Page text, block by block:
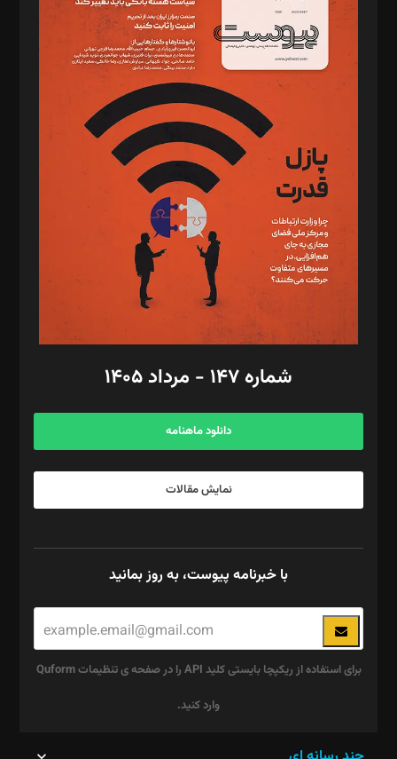
د‌بیر ناداستان: سمانه سمیع
د‌بیر خدمت و تجارت: ابوالفضل رجبی
د‌بیر حقوق فناوری: حسام‌الدین ایپکچی
د‌بیر پیوست جهان: مینا پاکدل
د‌بیر تحریریه آنلاین: بابک نقاش
تحریریه‌: مجتبی محمود‌ی، آرش برهمند، یسنا امان‌پور، سروش کرمیان،
مصطفی مسجدی آرانی، ابوالفضل رجبی، زهرا فکرانه، فائزه فتحی
رستمی،مصطفی باستان
ویرایش: نگار استاد‌‌آقا
طراح یونیفرم: مجید توکلی
فیلمبرداری و عکاسی: امیر شفیعی، مانی لطفی زاده
گرافیک و صفحه‌آرایی: سید‌سبحان‌علی ثابت
مد‌یر توسعه تجاری: کامبیز برید‌
امور مالی: شاپور رهبری، محمد‌ کاظمی‌نیا
آگهی و مشترکین: ۰۹۱۹۹۹۹۰۴۵۴
شماره ۱۴۷ - مرداد ۱۴۰۵
دانلود ماهنامه
نمایش مقالات
با خبرنامه پیوست، به روز بمانید
برای استفاده از ریکپچا بایستی کلید API را در صفحه ی تنظیمات Quform
وارد کنید.